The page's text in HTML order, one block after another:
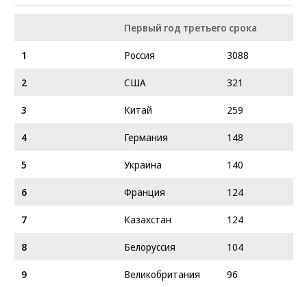
Первый год третьего срока
1
Россия
3088
2
США
321
3
Китай
259
4
Германия
148
5
Украина
140
6
Франция
124
7
Казахстан
124
8
Белоруссия
104
9
Великобритания
96